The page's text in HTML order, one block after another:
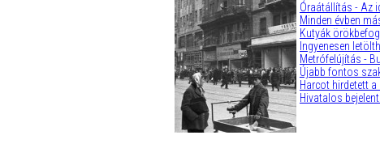
Óraátállítás - Az
Minden évben
Kutyák
Ingyenesen
Metrófelújítás -
Újabb fontos
Harcot hirdetett
Hivatalos